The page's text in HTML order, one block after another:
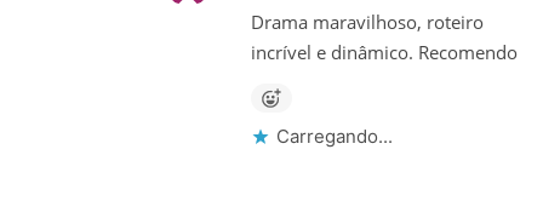
Drama maravilhoso, roteiro
incrível e dinâmico. Recomendo
Carregando...